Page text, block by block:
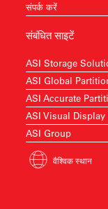
संपर्क करें
संबंधित साइटें
ASI Storage
ASI Global
ASI Accurate
ASI Visual Display
ASI Group
वैश्विक स्थान